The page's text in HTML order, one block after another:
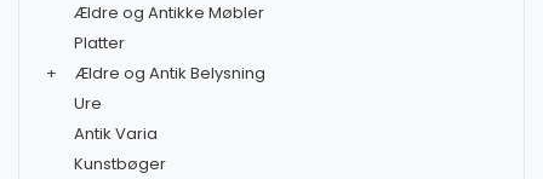
Ældre og Antikke Møbler
Platter
+
Ældre og Antik Belysning
Ure
Antik Varia
Kunstbøger